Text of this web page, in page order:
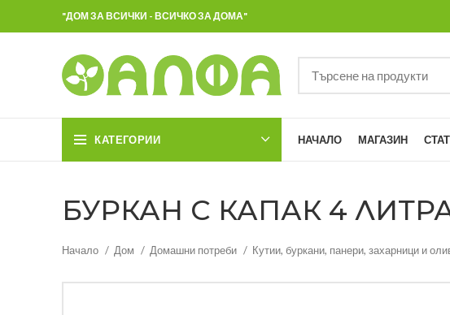
"ДОМ ЗА ВСИЧКИ - ВСИЧКО ЗА ДОМА"
КАТЕГОРИИ НАЧАЛО МАГАЗИН
БУРКАН С КАПАК 4 ЛИТРА
Начало Дом Домашни потреби Кутии, буркани, панери, захарници и